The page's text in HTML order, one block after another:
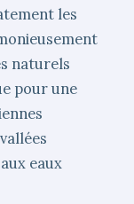
les
naturels
pour une
eaux